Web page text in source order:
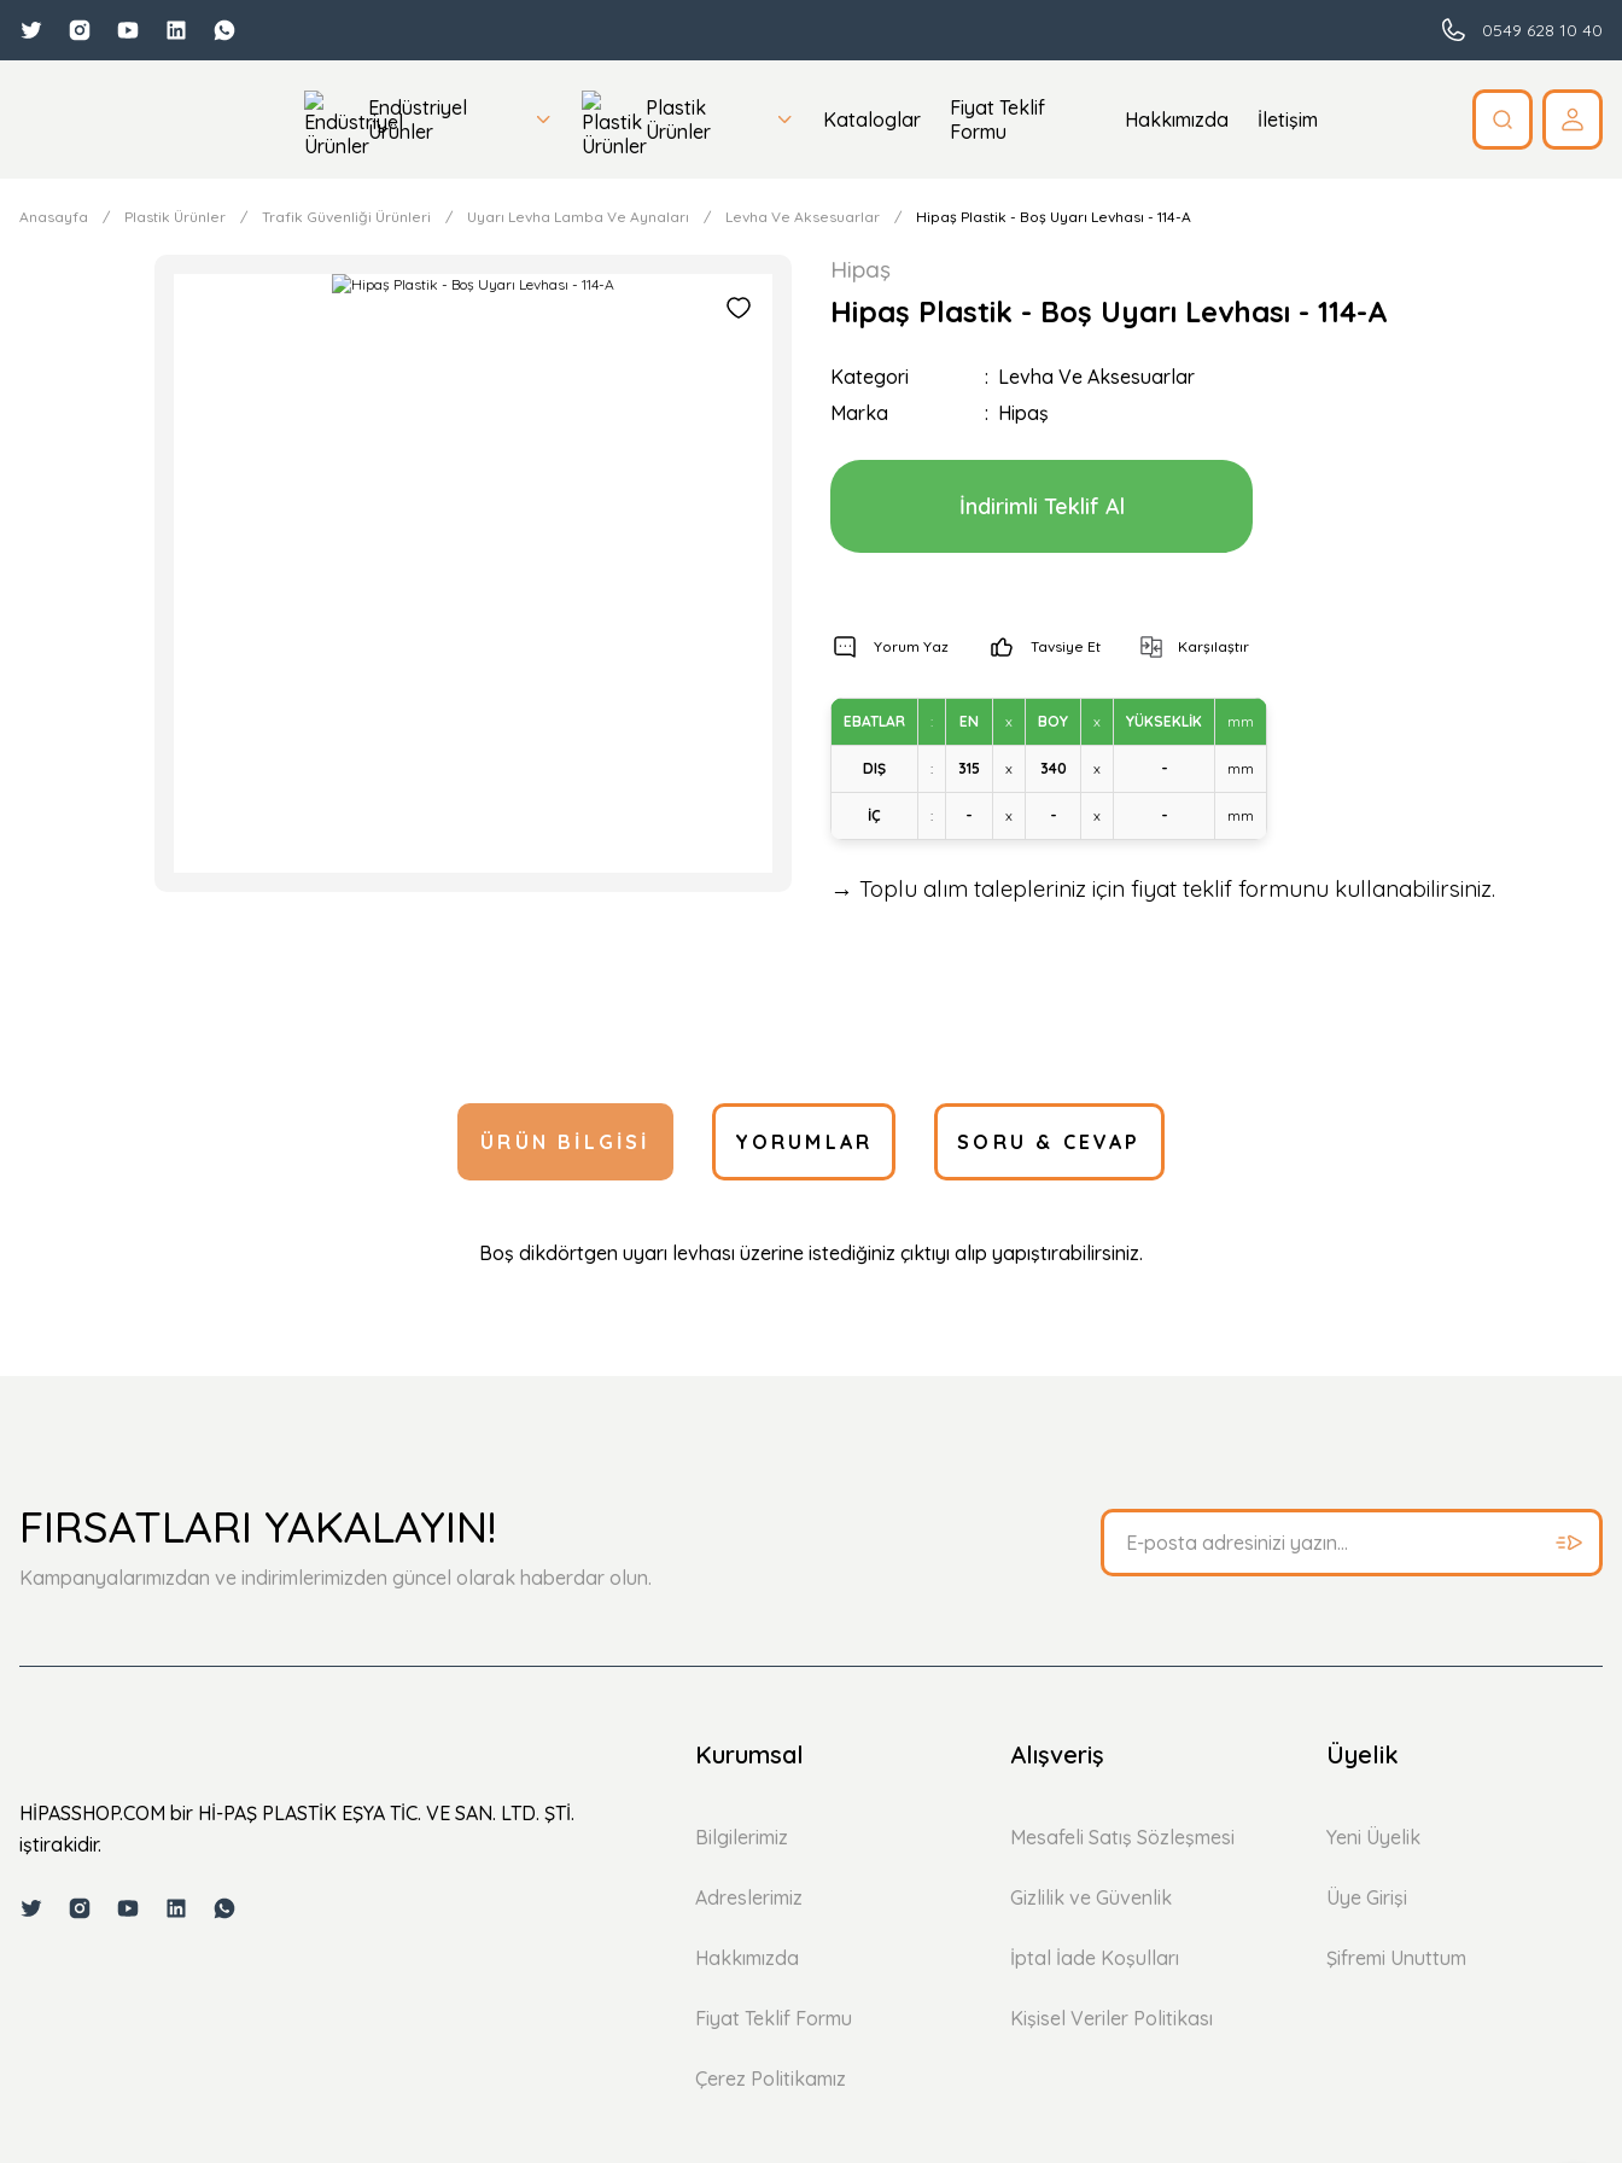
0549 628 10 40
Endüstriyel
Ürünler
Plastik
Ürünler
Kataloglar
Fiyat Teklif
Formu
Hakkımızda İletişim
Anasayfa Plastik Ürünler Trafik Güvenliği Ürünleri Uyarı Levha Lamba Ve Aynaları Levha Ve Aksesuarlar Hipaş Plastik - Boş Uyarı Levhası - 114-A
Hipaş
Hipaş Plastik - Boş Uyarı Levhası - 114-A
Kategori
Levha Ve Aksesuarlar
Marka
Hipaş
İndirimli Teklif Al
Yorum Yaz Tavsiye Et Karşılaştır
EBATLAR : EN x BOY x YÜKSEKLİK mm
DIŞ : 315 x 340 x - mm
İÇ : - x - x - mm
→ Toplu alım talepleriniz için fiyat teklif formunu kullanabilirsiniz.
ÜRÜN BILGISI YORUMLAR SORU & CEVAP
Boş dikdörtgen uyarı levhası üzerine istediğiniz çıktıyı alıp yapıştırabilirsiniz.
FIRSATLARI YAKALAYIN!
Kampanyalarımızdan ve indirimlerimizden güncel olarak haberdar olun.
HİPASSHOP.COM bir Hİ-PAŞ PLASTİK EŞYA TİC. VE SAN. LTD. ŞTİ.
iştirakidir.
Kurumsal
Bilgilerimiz
Adreslerimiz
Hakkımızda
Fiyat Teklif Formu
Çerez Politikamız
Alışveriş
Mesafeli Satış Sözleşmesi
Gizlilik ve Güvenlik
İptal İade Koşulları
Kişisel Veriler Politikası
Üyelik
Yeni Üyelik
Üye Girişi
Şifremi Unuttum